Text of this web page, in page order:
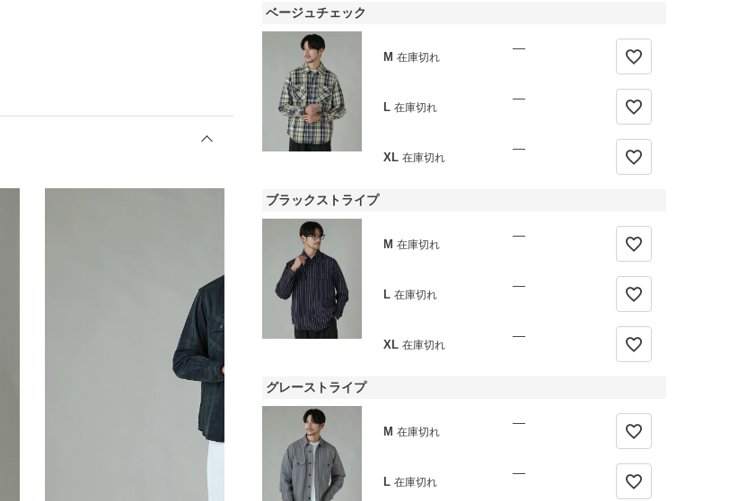
ベージュチェック
M 在庫切れ
—
L 在庫切れ
—
XL 在庫切れ
—
ブラックストライプ
M 在庫切れ
—
L 在庫切れ
—
XL 在庫切れ
—
グレーストライプ
M 在庫切れ
—
L 在庫切れ
—